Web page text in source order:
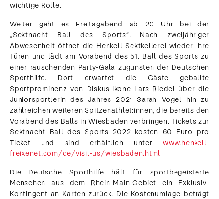
wichtige Rolle.
Weiter geht es Freitagabend ab 20 Uhr bei der
„Sektnacht Ball des Sports“. Nach zweijähriger
Abwesenheit öffnet die Henkell Sektkellerei wieder ihre
Türen und lädt am Vorabend des 51. Ball des Sports zu
einer rauschenden Party-Gala zugunsten der Deutschen
Sporthilfe. Dort erwartet die Gäste geballte
Sportprominenz von Diskus-Ikone Lars Riedel über die
Juniorsportlerin des Jahres 2021 Sarah Vogel hin zu
zahlreichen weiteren Spitzenathlet:innen, die bereits den
Vorabend des Balls in Wiesbaden verbringen. Tickets zur
Sektnacht Ball des Sports 2022 kosten 60 Euro pro
Ticket und sind erhältlich unter www.henkell-
freixenet.com/de/visit-us/wiesbaden.html
Die Deutsche Sporthilfe hält für sportbegeisterte
Menschen aus dem Rhein-Main-Gebiet ein Exklusiv-
Kontingent an Karten zurück. Die Kostenumlage beträgt